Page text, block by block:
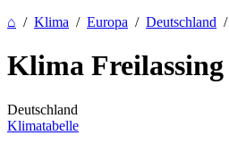
⌂ / Klima / Europa / Deutschland /
Klima Freilassing
Deutschland
Klimatabelle